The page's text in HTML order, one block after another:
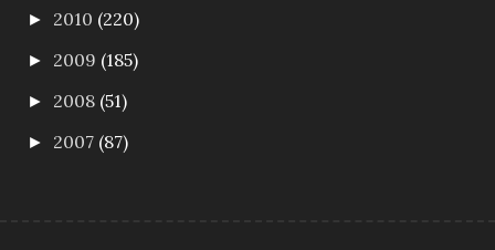
► 2010 (220)
► 2009 (185)
► 2008 (51)
► 2007 (87)